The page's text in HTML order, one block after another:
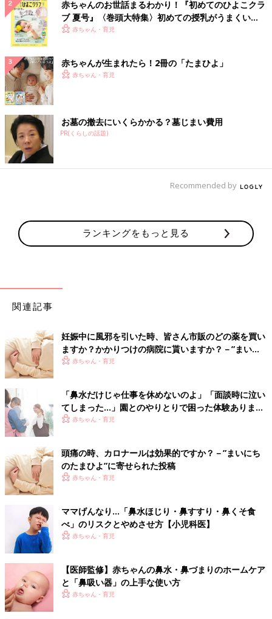
赤ちゃんのお世話まるわかり！『初めてのひよこクラ
ブ 夏号』〈巻頭大特集〉初めての授乳がうまくい
く！ おっぱい・ミルクの基本と夏のトラブル 解決テ
赤ちゃん・育児
赤ちゃんが生まれたら！2冊の「たまひよ」
赤ちゃん・育児
お墓の撤去にいくらかかる？墓じまい費用
PR(くらしの話題)
Recommended by
ランキングをもっと見る
関連記事
妊娠中に風邪を引いた時、皆さん市販のどの薬を買い
ますか？かかりつけの病院に貰いますか？－”まいに
ちのたまひよ”の体験談
赤ちゃん・育児
「鼻水だけじゃ仕事を休めないのよ」「面談時に泣い
てしまった…」園とのやりとりで困った体験あります
か？赤ちゃん・育児
頭痛の時、カロナールは効果的ですか？－”まいにち
のたまひよ”に寄せられた投稿
赤ちゃん・育児
ママげんなり…「鼻水ほじり・鼻すすり・鼻くそ食
べ」のリスクとやめさせ方【小児科医】
赤ちゃん・育児
【医師監修】赤ちゃんの鼻水・鼻づまりのホームケア
と「鼻吸い器」の上手な使い方
赤ちゃん・育児